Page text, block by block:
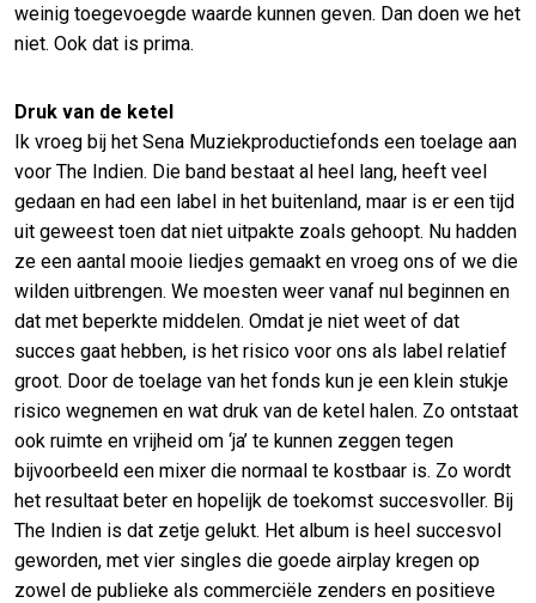
weinig toegevoegde waarde kunnen geven. Dan doen we het
niet. Ook dat is prima.
Druk van de ketel
Ik vroeg bij het Sena Muziekproductiefonds een toelage aan
voor The Indien. Die band bestaat al heel lang, heeft veel
gedaan en had een label in het buitenland, maar is er een tijd
uit geweest toen dat niet uitpakte zoals gehoopt. Nu hadden
ze een aantal mooie liedjes gemaakt en vroeg ons of we die
wilden uitbrengen. We moesten weer vanaf nul beginnen en
dat met beperkte middelen. Omdat je niet weet of dat
succes gaat hebben, is het risico voor ons als label relatief
groot. Door de toelage van het fonds kun je een klein stukje
risico wegnemen en wat druk van de ketel halen. Zo ontstaat
ook ruimte en vrijheid om ‘ja’ te kunnen zeggen tegen
bijvoorbeeld een mixer die normaal te kostbaar is. Zo wordt
het resultaat beter en hopelijk de toekomst succesvoller. Bij
The Indien is dat zetje gelukt. Het album is heel succesvol
geworden, met vier singles die goede airplay kregen op
zowel de publieke als commerciële zenders en positieve